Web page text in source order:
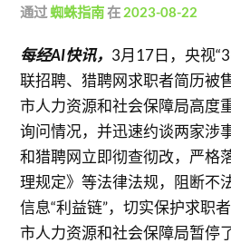
通过蜘蛛指南在 2023-08-22
每经AI快讯， 3月17日，央视
联招聘、猎聘网求职者简历被
市人力资源和社会保障局高度
询问情况，并迅速约谈两家涉
和猎聘网立即彻查彻改，严格
理规定》等法律法规，阻断不
信息“利益链”，切实保护求职
市人力资源和社会保障局暂停